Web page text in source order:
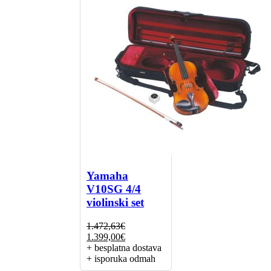
Yamaha
V10SG 4/4
violinski set
1.472,63€
Izvorna
cijena
bila
je:
1.399,00€Trenutna
cijena
je:
1.399,00€.
+ besplatna dostava
+ isporuka odmah